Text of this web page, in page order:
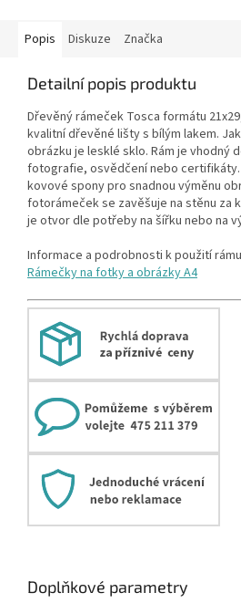
Popis Diskuze Značka
Detailní popis produktu
Dřevěný rámeček Tosca formátu
kvalitní dřevěné lišty s bílým lakem.
obrázku je lesklé sklo. Rám je vhodný
fotografie, osvědčení nebo certifikáty.
kovové spony pro snadnou výměnu
fotorámeček se zavěšuje na stěnu za
je otvor dle potřeby na šířku nebo na
Informace a podrobnosti k použití
Rámečky na fotky a obrázky A4
Doplňkové parametry